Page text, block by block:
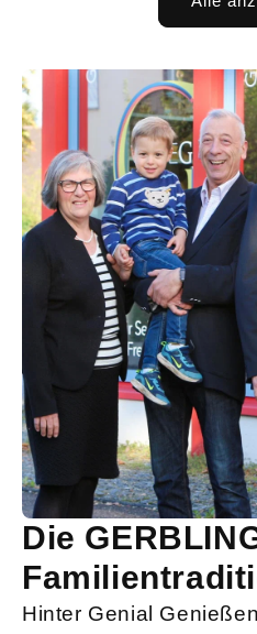
Die
Hinter Genial